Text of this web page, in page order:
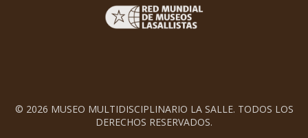
© 2026 MUSEO MULTIDISCIPLINARIO LA SALLE. TODOS LOS
DERECHOS RESERVADOS.